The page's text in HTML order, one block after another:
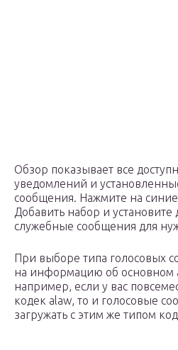
Обзор показывает все
уведомлений и
сообщения. Нажмите на
Добавить набор и
служебные сообщения для
При выборе типа голосовых
на информацию об основном
например, если у вас
кодек alaw, то и голосовые
загружать с этим же типом